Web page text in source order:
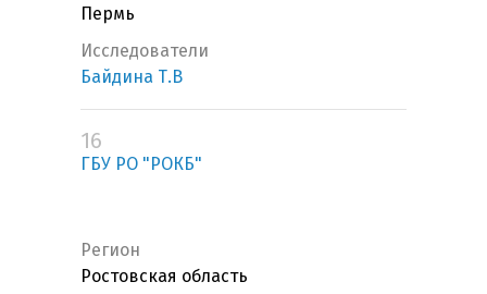
Пермь
Исследователи
Байдина Т.В
16
ГБУ РО "РОКБ"
Регион
Ростовская область